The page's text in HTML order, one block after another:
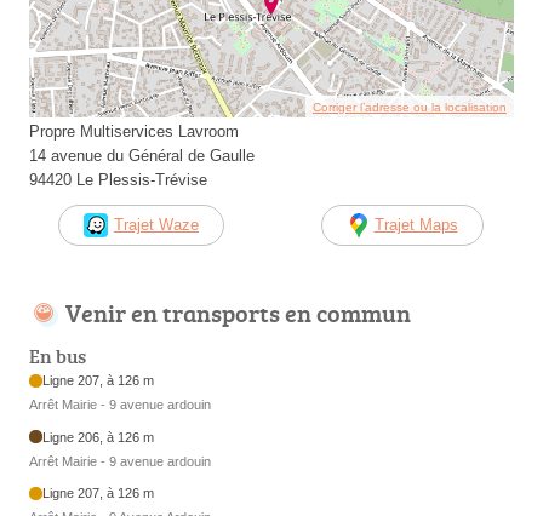
Corriger l’adresse ou la localisation
Propre Multiservices Lavroom
14 avenue du Général de Gaulle
94420 Le Plessis-Trévise
Trajet Waze Trajet Maps
Venir en transports en commun
En bus
Ligne 207, à 126 m
Arrêt Mairie - 9 avenue ardouin
Ligne 206, à 126 m
Arrêt Mairie - 9 avenue ardouin
Ligne 207, à 126 m